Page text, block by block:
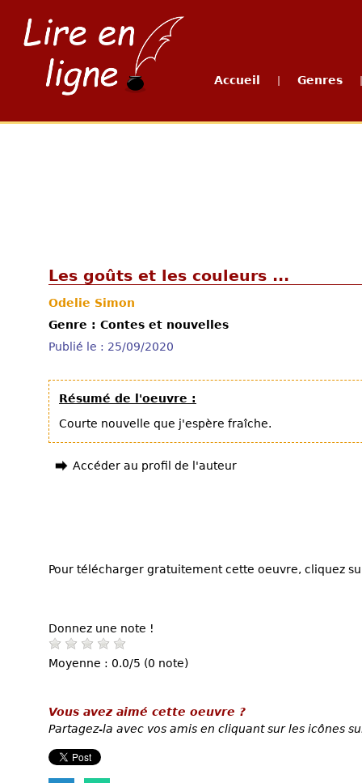
Accueil Genres
Les goûts et les couleurs ...
Odelie Simon
Genre : Contes et nouvelles
Publié le : 25/09/2020
Résumé de l'oeuvre :
Courte nouvelle que j'espère fraîche.
Accéder au profil de l'auteur
Pour télécharger gratuitement cette oeuvre, cliquez
Donnez une note !
Moyenne : 0.0/5 (0 note)
Vous avez aimé cette oeuvre ?
Partagez-la avec vos amis en cliquant sur les icônes